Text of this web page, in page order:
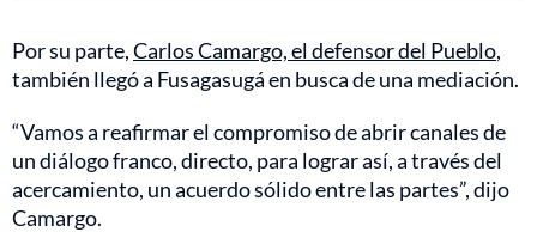
Por su parte,Carlos Camargo, el defensor del Pueblo,
también llegó a Fusagasugá en busca de una mediación.
“Vamos a reafirmar el compromiso de abrir canales de
un diálogo franco, directo, para lograr así, a través del
acercamiento, un acuerdo sólido entre las partes”, dijo
Camargo.